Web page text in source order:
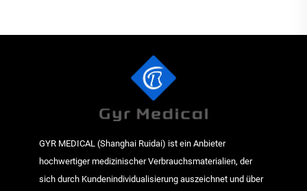
GYR MEDICAL (Shanghai Ruidai) ist ein Anbieter
hochwertiger medizinischer Verbrauchsmaterialien, der
sich durch Kundenindividualisierung auszeichnet und über